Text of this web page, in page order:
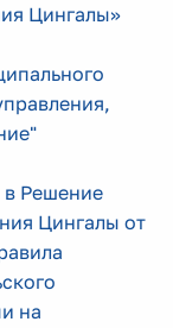
Цингалы»
Решение
Цингалы от
на